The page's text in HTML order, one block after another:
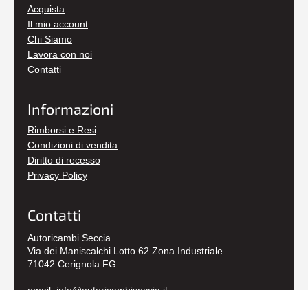
Acquista
Il mio account
Chi Siamo
Lavora con noi
Contatti
Informazioni
Rimborsi e Resi
Condizioni di vendita
Diritto di recesso
Privacy Policy
Contatti
Autoricambi Seccia
Via dei Maniscalchi Lotto 62 Zona Industriale
71042 Cerignola FG